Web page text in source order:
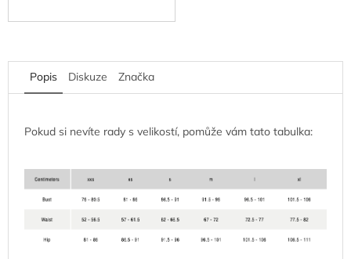
Popis Diskuze Značka
Pokud si nevíte rady s velikostí, pomůže vám tato tabulka: